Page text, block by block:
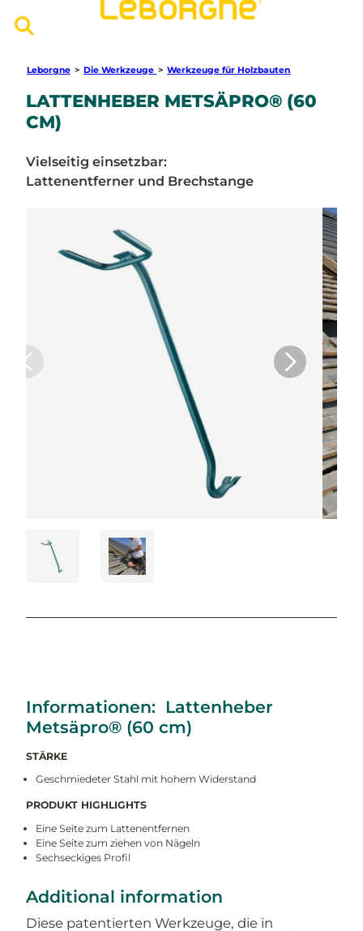
Leborgne > Die Werkzeuge > Werkzeuge für Holzbauten
LATTENHEBER METSÄPRO® (60
CM)
Vielseitig einsetzbar:
Lattenentferner und Brechstange
Informationen: Lattenheber
Metsäpro® (60 cm)
STÄRKE
Geschmiedeter Stahl mit hohem Widerstand
PRODUKT HIGHLIGHTS
Eine Seite zum Lattenentfernen
Eine Seite zum ziehen von Nägeln
Sechseckiges Profil
Additional information
Diese patentierten Werkzeuge, die in